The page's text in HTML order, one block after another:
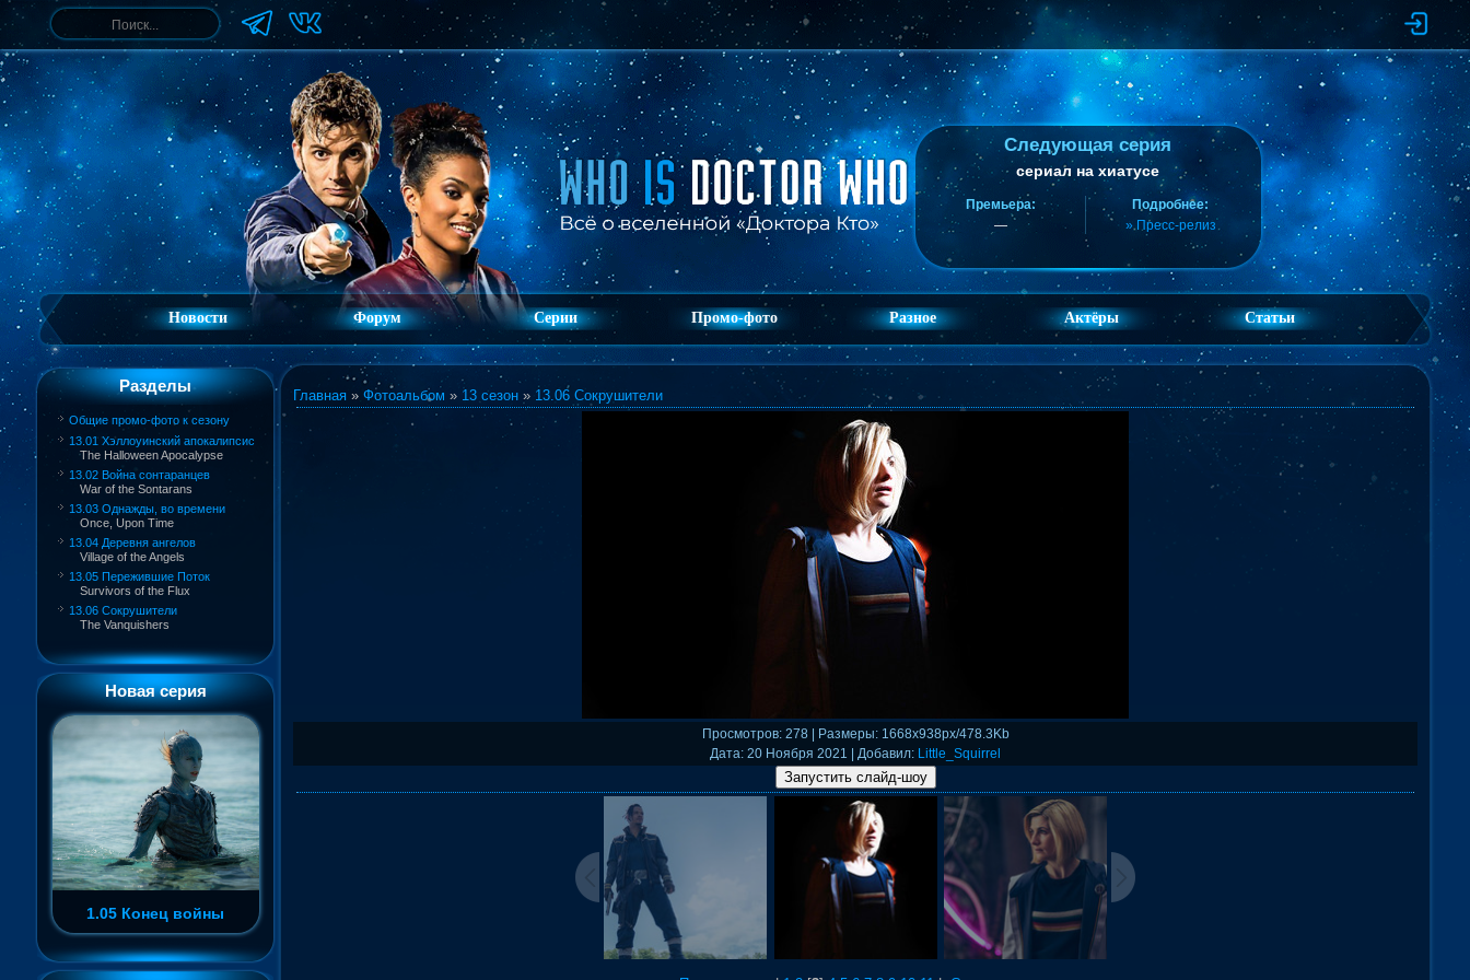
Следующая серия
сериал на хиатусе
Премьера:
—
Подробнее:
» Пресс-релиз
Новости Форум Серии Промо-фото Разное Актёры Статьи
Разделы
Общие промо-фото к сезону
13.01 Хэллоуинский апокалипсис
The Halloween Apocalypse
13.02 Война сонтаранцев
War of the Sontarans
13.03 Однажды, во времени
Once, Upon Time
13.04 Деревня ангелов
Village of the Angels
13.05 Пережившие Поток
Survivors of the Flux
13.06 Сокрушители
The Vanquishers
Новая серия
1.05 Конец войны
Главная » Фотоальбом » 13 сезон » 13.06 Сокрушители
Просмотров: 278 | Размеры: 1668x938px/478.3Kb
Дата: 20 Ноября 2021 | Добавил: Little_Squirrel